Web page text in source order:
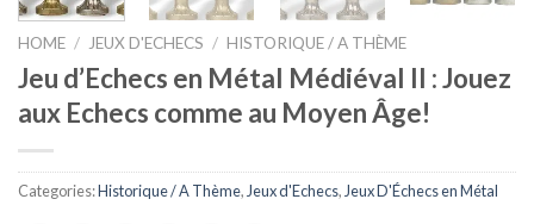
HOME / JEUX D'ECHECS / HISTORIQUE / A THÈME
Jeu d’Echecs en Métal Médiéval II : Jouez
aux Echecs comme au Moyen Âge!
Categories:Historique / A Thème, Jeux d'Echecs, Jeux D'Échecs en Métal